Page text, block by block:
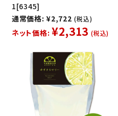
1[6345]
通常価格: ¥2,722 (税込)
ネット価格: ¥2,313 (税込)